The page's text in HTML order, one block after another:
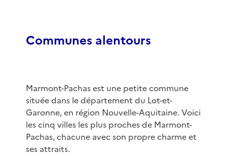
Communes alentours
Marmont-Pachas est une petite commune
située dans le département du Lot-et-
Garonne, en région Nouvelle-Aquitaine. Voici
les cinq villes les plus proches de Marmont-
Pachas, chacune avec son propre charme et
ses attraits.